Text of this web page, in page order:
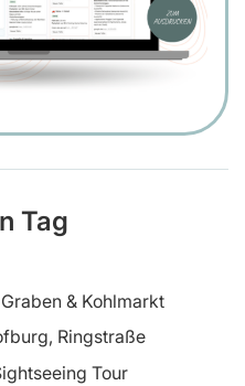
Tag
& Kohlmarkt
Ringstraße
Tour